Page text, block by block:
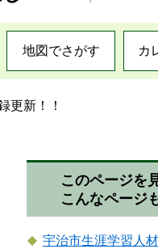
地図でさがす カ
更新！！
このページを
こんなページ
宇治市生涯学習人